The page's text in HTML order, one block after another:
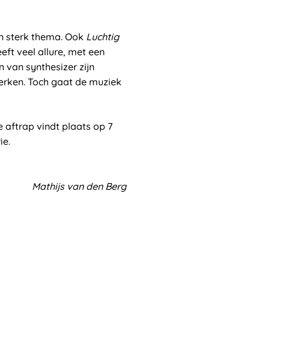
sterk thema. Ook Luchtig
veel allure, met een
van synthesizer zijn
Toch gaat de muziek
aftrap vindt plaats op 7
Mathijs van den Berg